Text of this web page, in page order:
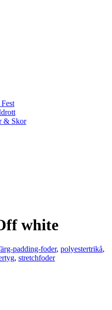
& Skor
white
padding-foder, polyestertrikå,
, stretchfoder